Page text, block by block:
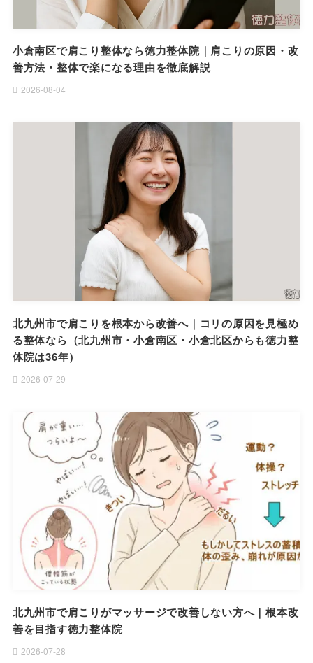
小倉南区で肩こり整体なら徳力整体院｜肩こりの原因・改
善方法・整体で楽になる理由を徹底解説
2026-08-04
北九州市で肩こりを根本から改善へ｜コリの原因を見極め
る整体なら（北九州市・小倉南区・小倉北区からも徳力整
体院は36年）
2026-07-29
北九州市で肩こりがマッサージで改善しない方へ｜根本改
善を目指す徳力整体院
2026-07-28